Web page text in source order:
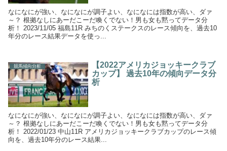
なになにが強い、なになにが調子よい、なになには指数が高い、ダァ
～？ 根拠なしにあーだこーだ喚くでない！男も女も黙ってデータ分
析！ 2023/11/05 福島11R みちのくステークスのレース傾向を、過去10
年分のレース結果データを使っ...
競馬傾向分析
【2022アメリカジョッキークラブ
カップ】 過去10年の傾向データ分
析
なになにが強い、なになにが調子よい、なになには指数が高い、ダァ
～？ 根拠なしにあーだこーだ喚くでない！男も女も黙ってデータ分
析！ 2022/01/23 中山11R アメリカジョッキークラブカップのレース傾
向を、過去10年分のレース結果...